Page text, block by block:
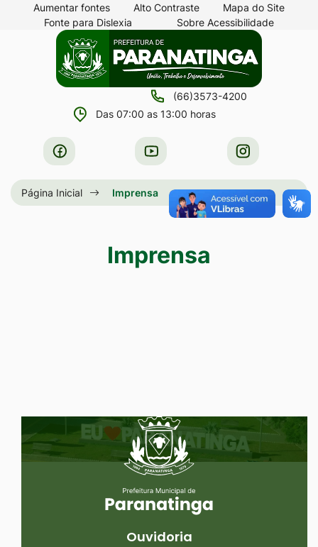
Seção
atalhos
acessibilidade
para
conteúdo
para
menu
[alt+2]
[alt+4]
Aumentar fontes Alto Contraste
Mapa do Site
Fonte para Dislexia
Sobre Acessibilidade
Seção
menu
principal
principal
(66)3573-4200
Das 07:00 as 13:00 horas
Acessar
a
Rede
Acessar
a
Rede
Social
Acessar
a
Rede
Social
Página Inicial Imprensa
Imprensa
Seção do Rodapé e Ouvidoria/
Ouvidoria